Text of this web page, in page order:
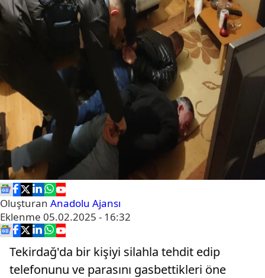
Oluşturan Anadolu Ajansı
Eklenme 05.02.2025 - 16:32
Tekirdağ'da bir kişiyi silahla tehdit edip
telefonunu ve parasını gasbettikleri öne